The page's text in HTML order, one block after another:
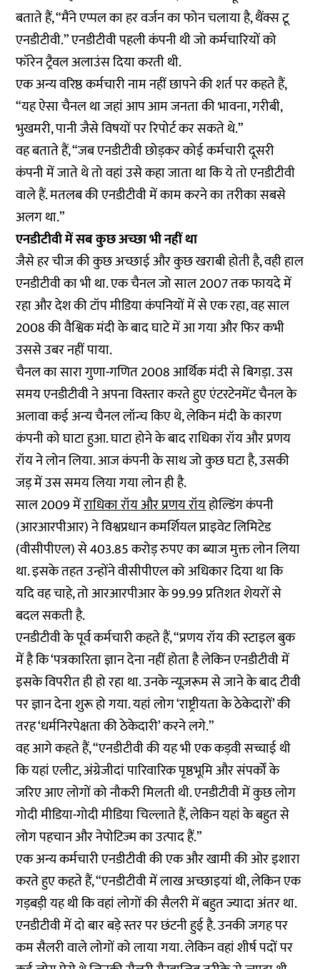
बताते हैं, “मैंने एप्पल का हर वर्जन का फोन चलाया है, थैंक्स टू
एनडीटीवी.” एनडीटीवी पहली कंपनी थी जो कर्मचारियों को
फॉरेन ट्रैवल अलाउंस दिया करती थी.
एक अन्य वरिष्ठ कर्मचारी नाम नहीं छापने की शर्त पर कहते हैं,
“यह ऐसा चैनल था जहां आप आम जनता की भावना, गरीबी,
भुखमरी, पानी जैसे विषयों पर रिपोर्ट कर सकते थे.”
वह बताते हैं, “जब एनडीटीवी छोड़कर कोई कर्मचारी दूसरी
कंपनी में जाते थे तो वहां उसे कहा जाता था कि ये तो एनडीटीवी
वाले हैं. मतलब की एनडीटीवी में काम करने का तरीका सबसे
अलग था.”
एनडीटीवी में सब कुछ अच्छा भी नहीं था
जैसे हर चीज की कुछ अच्छाई और कुछ खराबी होती है, वही हाल
एनडीटीवी का भी था. एक चैनल जो साल 2007 तक फायदे में
रहा और देश की टॉप मीडिया कंपनियों में से एक रहा, वह साल
2008 की वैश्विक मंदी के बाद घाटे में आ गया और फिर कभी
उससे उबर नहीं पाया.
चैनल का सारा गुणा-गणित 2008 आर्थिक मंदी से बिगड़ा. उस
समय एनडीटीवी ने अपना विस्तार करते हुए एंटरटेनमेंट चैनल के
अलावा कई अन्य चैनल लॉन्च किए थे, लेकिन मंदी के कारण
कंपनी को घाटा हुआ. घाटा होने के बाद राधिका रॉय और प्रणय
रॉय ने लोन लिया. आज कंपनी के साथ जो कुछ घटा है, उसकी
जड़ में उस समय लिया गया लोन ही है.
साल 2009 मेंराधिका रॉय और प्रणय रॉयहोल्डिंग कंपनी
(आरआरपीआर) ने विश्वप्रधान कमर्शियल प्राइवेट लिमिटेड
(वीसीपीएल) से 403.85 करोड़ रुपए का ब्याज मुक्त लोन लिया
था. इसके तहत उन्होंने वीसीपीएल को अधिकार दिया था कि
यदि वह चाहे, तो आरआरपीआर के 99.99 प्रतिशत शेयरों से
बदल सकती है.
एनडीटीवी के पूर्व कर्मचारी कहते हैं, “प्रणय रॉय की स्टाइल बुक
में है कि ‘पत्रकारिता ज्ञान देना नहीं होता है लेकिन एनडीटीवी में
इसके विपरीत ही हो रहा था. उनके न्यूज़रूम से जाने के बाद टीवी
पर ज्ञान देना शुरू हो गया. यहां लोग ‘राष्ट्रीयता के ठेकेदारों’ की
तरह ‘धर्मनिरपेक्षता की ठेकेदारी’ करने लगे.”
वह आगे कहते हैं, “एनडीटीवी की यह भी एक कड़वी सच्चाई थी
कि यहां एलीट, अंग्रेजीदां पारिवारिक पृष्ठभूमि और संपर्कों के
जरिए आए लोगों को नौकरी मिलती थी. एनडीटीवी में कुछ लोग
गोदी मीडिया-गोदी मीडिया चिल्लाते हैं, लेकिन यहां के बहुत से
लोग पहचान और नेपोटिज्म का उत्पाद हैं.”
एक अन्य कर्मचारी एनडीटीवी की एक और खामी की ओर इशारा
करते हुए कहते हैं, “एनडीटीवी में लाख अच्छाइयां थी, लेकिन एक
गड़बड़ी यह थी कि वहां लोगों की सैलरी में बहुत ज्यादा अंतर था.
एनडीटीवी में दो बार बड़े स्तर पर छंटनी हुई है. उनकी जगह पर
कम सैलरी वाले लोगों को लाया गया. लेकिन वहां शीर्ष पदों पर